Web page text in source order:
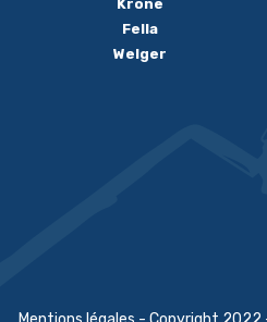
Krone
Fella
Welger